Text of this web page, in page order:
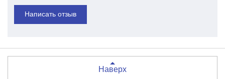
Написать отзыв
Наверх